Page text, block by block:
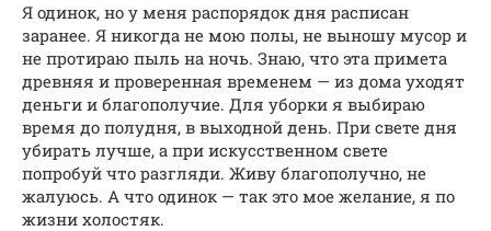
Я одинок, но у меня распорядок дня расписан
заранее. Я никогда не мою полы, не выношу мусор и
не протираю пыль на ночь. Знаю, что эта примета
древняя и проверенная временем — из дома уходят
деньги и благополучие. Для уборки я выбираю
время до полудня, в выходной день. При свете дня
убирать лучше, а при искусственном свете
попробуй что разгляди. Живу благополучно, не
жалуюсь. А что одинок — так это мое желание, я по
жизни холостяк.